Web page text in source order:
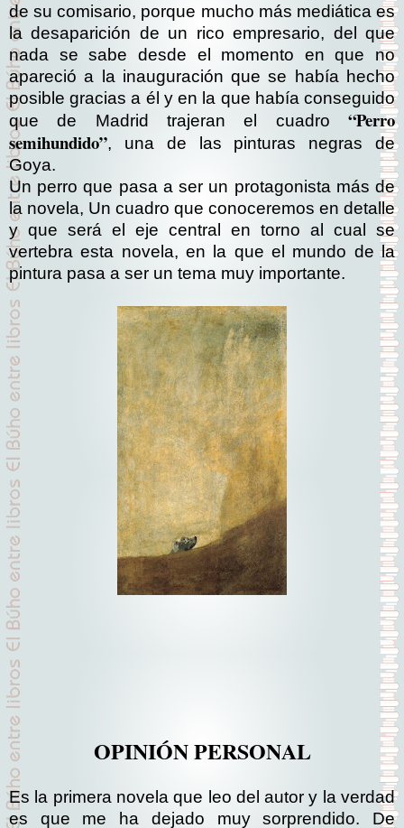
de su comisario, porque mucho más mediática es
la desaparición de un rico empresario, del que
nada se sabe desde el momento en que no
apareció a la inauguración que se había hecho
posible gracias a él y en la que había conseguido
que de Madrid trajeran el cuadro “Perro
semihundido”, una de las pinturas negras de
Goya.
Un perro que pasa a ser un protagonista más de
la novela, Un cuadro que conoceremos en detalle
y que será el eje central en torno al cual se
vertebra esta novela, en la que el mundo de la
pintura pasa a ser un tema muy importante.
OPINIÓN PERSONAL
Es la primera novela que leo del autor y la verdad
es que me ha dejado muy sorprendido. De